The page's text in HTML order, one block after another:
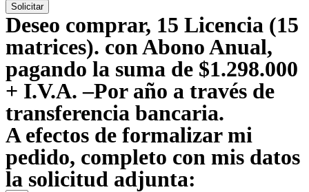
Solicitar
Deseo comprar, 15 Licencia (15
matrices). con Abono Anual,
pagando la suma de $1.298.000
+ I.V.A. –Por año a través de
transferencia bancaria.
A efectos de formalizar mi
pedido, completo con mis datos
la solicitud adjunta: